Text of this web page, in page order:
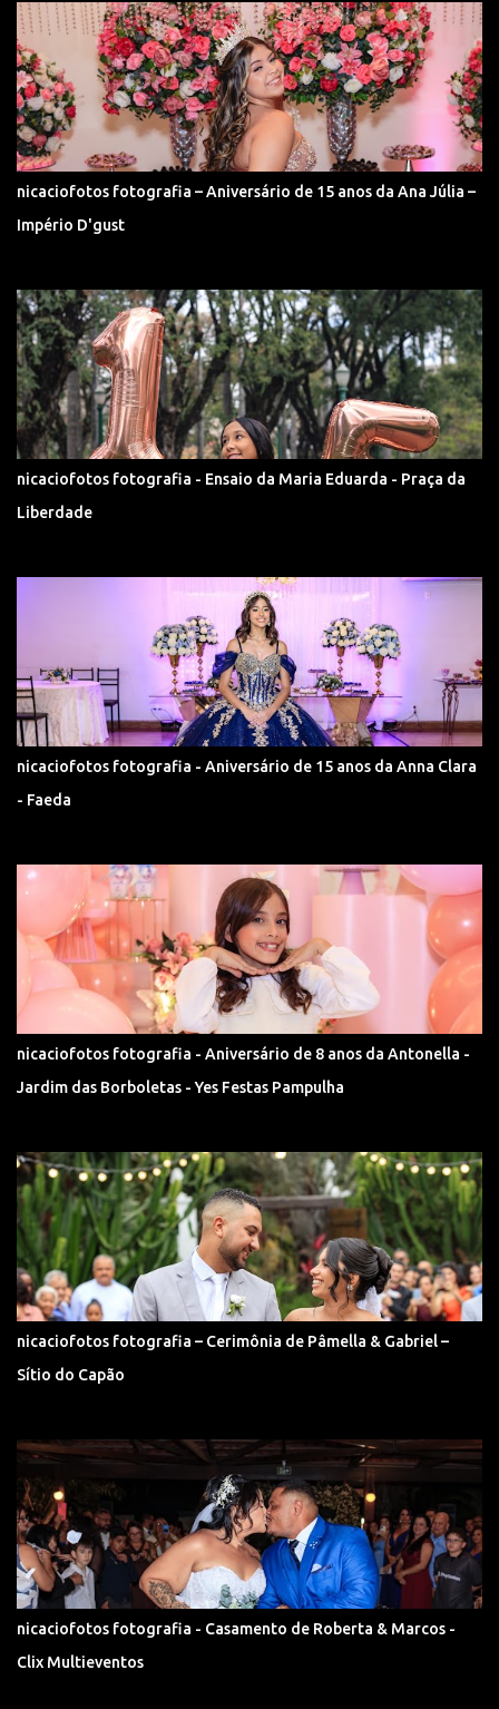
nicaciofotos fotografia – Aniversário de 15 anos da Ana Júlia –
Império D'gust
nicaciofotos fotografia - Ensaio da Maria Eduarda - Praça da
Liberdade
nicaciofotos fotografia - Aniversário de 15 anos da Anna Clara
- Faeda
nicaciofotos fotografia - Aniversário de 8 anos da Antonella -
Jardim das Borboletas - Yes Festas Pampulha
nicaciofotos fotografia – Cerimônia de Pâmella & Gabriel –
Sítio do Capão
nicaciofotos fotografia - Casamento de Roberta & Marcos -
Clix Multieventos